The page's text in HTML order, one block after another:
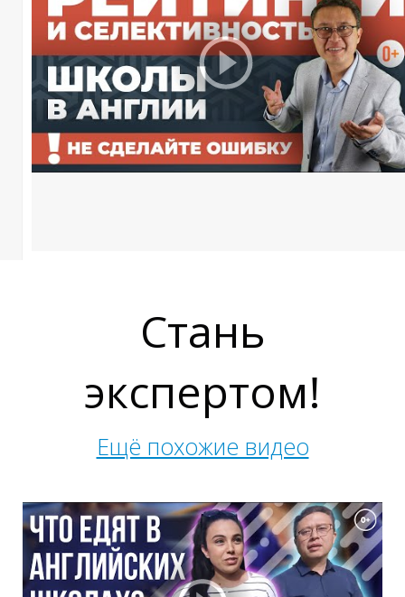
Ы
Стань
экспертом!
Ещё похожие видео